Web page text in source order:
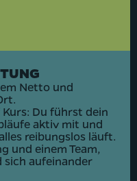
Netto und
Du führst dein
aktiv mit und
reibungslos läuft.
und einem Team,
sich aufeinander